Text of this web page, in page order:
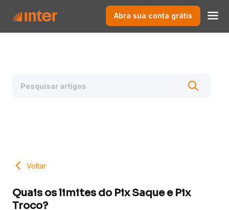
Abra sua conta grátis
Voltar
Quais os limites do Pix Saque e Pix
Troco?